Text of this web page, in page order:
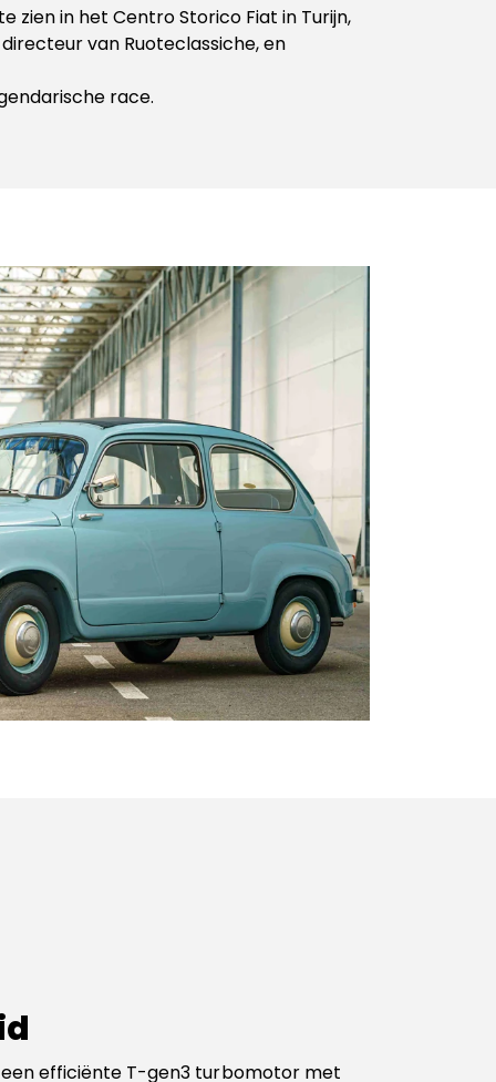
zien in het Centro Storico Fiat in Turijn,
van Ruoteclassiche, en
race.
efficiënte T-gen3 turbomotor met